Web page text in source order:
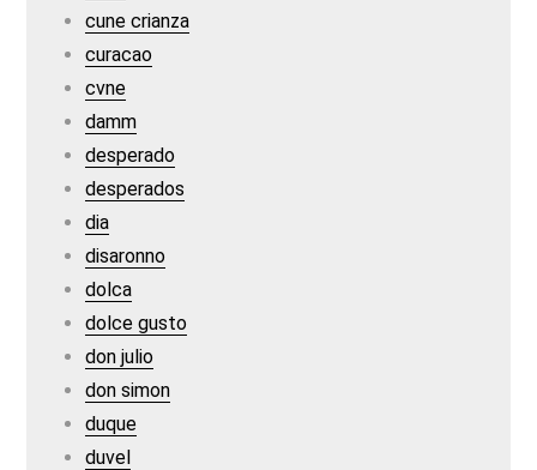
cune crianza
curacao
cvne
damm
desperado
desperados
dia
disaronno
dolca
dolce gusto
don julio
don simon
duque
duvel